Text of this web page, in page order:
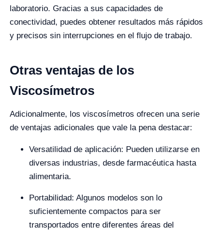
laboratorio. Gracias a sus capacidades de
conectividad, puedes obtener resultados más rápidos
y precisos sin interrupciones en el flujo de trabajo.
Otras ventajas de los
Viscosímetros
Adicionalmente, los viscosímetros ofrecen una serie
de ventajas adicionales que vale la pena destacar:
Versatilidad de aplicación: Pueden utilizarse en
diversas industrias, desde farmacéutica hasta
alimentaria.
Portabilidad: Algunos modelos son lo
suficientemente compactos para ser
transportados entre diferentes áreas del